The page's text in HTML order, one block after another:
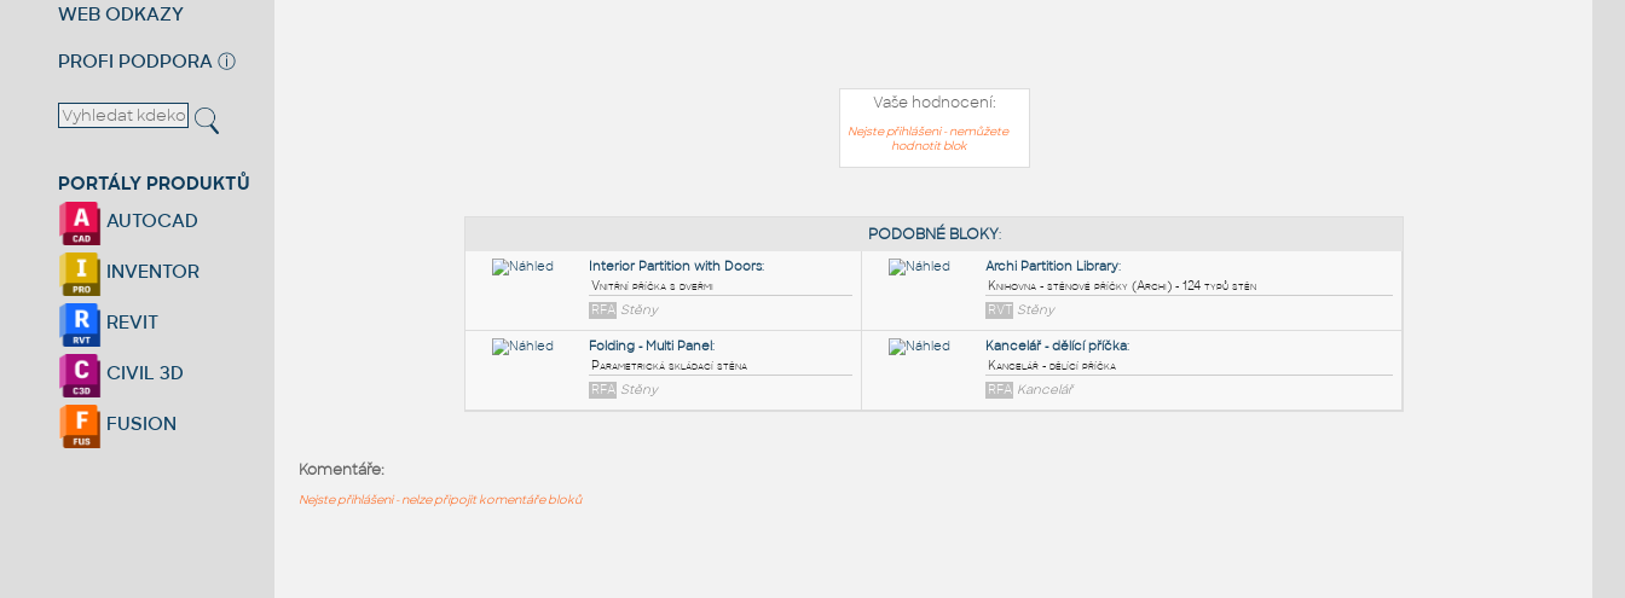
WEB ODKAZY
PROFI PODPORA ⓘ
PORTÁLY PRODUKTŮ
AUTOCAD
INVENTOR
REVIT
CIVIL 3D
FUSION
Vaše hodnocení:
Nejste přihlášeni - nemůžete
hodnotit blok
Komentáře:
Nejste přihlášeni - nelze připojit komentáře bloků